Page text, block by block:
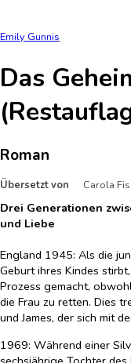
Emily Gunnis
Das
Roman
Übersetzt von Carola
Drei Generationen
und Liebe
England 1945: Als die
Geburt ihres Kindes
Prozess gemacht,
die Frau zu retten. Dies
und James, der sich mit
1969: Während einer